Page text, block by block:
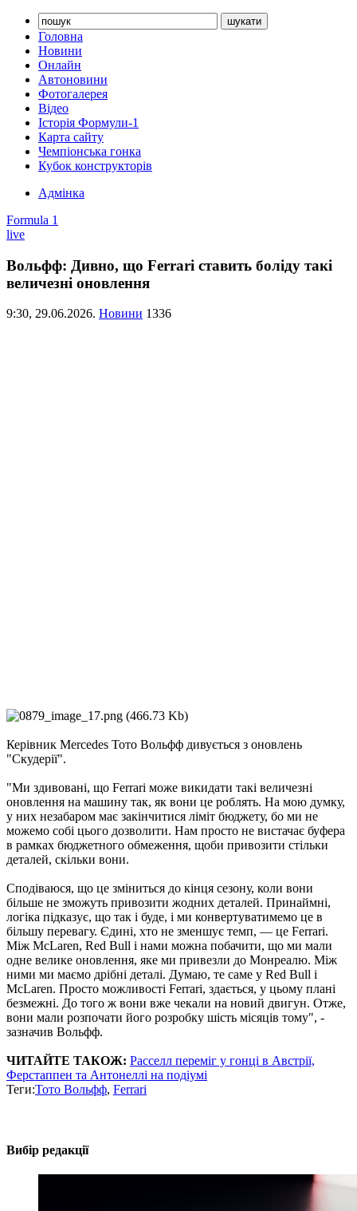
Головна
Новини
Онлайн
Автоновини
Фотогалерея
Відео
Історія Формули-1
Карта сайту
Чемпіонська гонка
Кубок конструкторів
Адмінка
Formula 1
live
Вольфф: Дивно, що Ferrari ставить боліду такі
величезні оновлення
9:30, 29.06.2026. Новини 1336
Керівник Mercedes Тото Вольфф дивується з оновлень
"Скудерії".
"Ми здивовані, що Ferrari може викидати такі величезні
оновлення на машину так, як вони це роблять. На мою думку,
у них незабаром має закінчитися ліміт бюджету, бо ми не
можемо собі цього дозволити. Нам просто не вистачає буфера
в рамках бюджетного обмеження, щоби привозити стільки
деталей, скільки вони.
Сподіваюся, що це зміниться до кінця сезону, коли вони
більше не зможуть привозити жодних деталей. Принаймні,
логіка підказує, що так і буде, і ми конвертуватимемо це в
більшу перевагу. Єдині, хто не зменшує темп, — це Ferrari.
Між McLaren, Red Bull і нами можна побачити, що ми мали
одне велике оновлення, яке ми привезли до Монреалю. Між
ними ми маємо дрібні деталі. Думаю, те саме у Red Bull і
McLaren. Просто можливості Ferrari, здається, у цьому плані
безмежні. До того ж вони вже чекали на новий двигун. Отже,
вони мали розпочати його розробку шість місяців тому", -
зазначив Вольфф.
ЧИТАЙТЕ ТАКОЖ: Расселл переміг у гонці в Австрії,
Ферстаппен та Антонеллі на подіумі
Теги:Тото Вольфф, Ferrari
Вибір редакції